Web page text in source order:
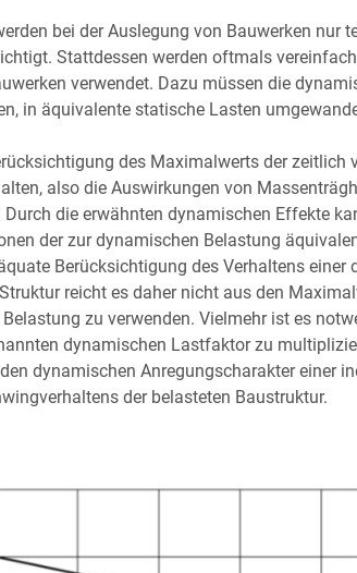
bei der Auslegung von Bauwerken nur
Stattdessen werden oftmals
verwendet. Dazu müssen die
in äquivalente statische Lasten
des Maximalwerts der zeitlich
also die Auswirkungen von
die erwähnten dynamischen Effekte
der zur dynamischen Belastung
Berücksichtigung des Verhaltens einer
reicht es daher nicht aus den
zu verwenden. Vielmehr ist es
dynamischen Lastfaktor zu
dynamischen Anregungscharakter einer
der belasteten Baustruktur.